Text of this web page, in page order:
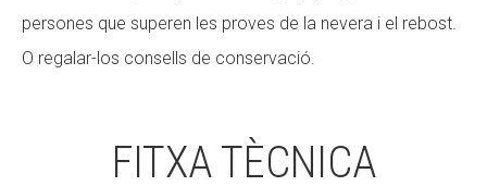
persones que superen les proves de la nevera i el rebost.
O regalar-los consells de conservació.
FITXA TÈCNICA